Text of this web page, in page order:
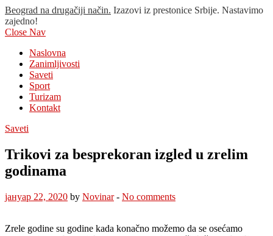
Beograd na drugačiji način. Izazovi iz prestonice Srbije. Nastavimo
zajedno!
Close Nav
Naslovna
Zanimljivosti
Saveti
Sport
Turizam
Kontakt
Saveti
Trikovi za besprekoran izgled u zrelim
godinama
јануар 22, 2020 by Novinar- No comments
Zrele godine su godine kada konačno možemo da se osećamo